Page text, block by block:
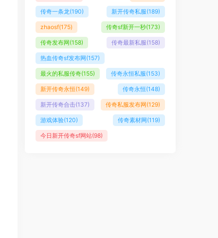
传奇一条龙(190) 新开传奇私服(189)
zhaosf(175) 传奇sf新开一秒(173)
传奇发布网(158) 传奇最新私服(158)
热血传奇sf发布网(157)
最火的私服传奇(155) 传奇永恒私服(153)
新开传奇永恒(149) 传奇永恒(148)
新开传奇合击(137) 传奇私服发布网(129)
游戏体验(120) 传奇素材网(119)
今日新开传奇sf网站(98)